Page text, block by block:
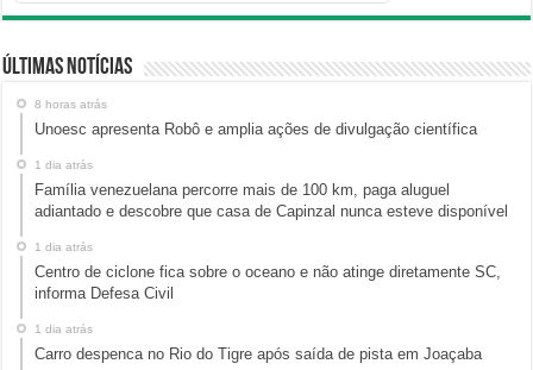
Últimas Notícias
8 horas atrás
Unoesc apresenta Robô e amplia ações de divulgação científica
1 dia atrás
Família venezuelana percorre mais de 100 km, paga aluguel
adiantado e descobre que casa de Capinzal nunca esteve disponível
1 dia atrás
Centro de ciclone fica sobre o oceano e não atinge diretamente SC,
informa Defesa Civil
1 dia atrás
Carro despenca no Rio do Tigre após saída de pista em Joaçaba